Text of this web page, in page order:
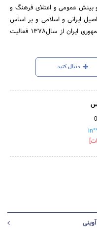
بینش عمومی و اعتلای فرهنگ و
ایرانی و اسلامی و بر اساس
اهداف فرهنگی مصرحه در قانون اساسی جمهوری ایران از سال1378 فعالیت
دنبال کنید